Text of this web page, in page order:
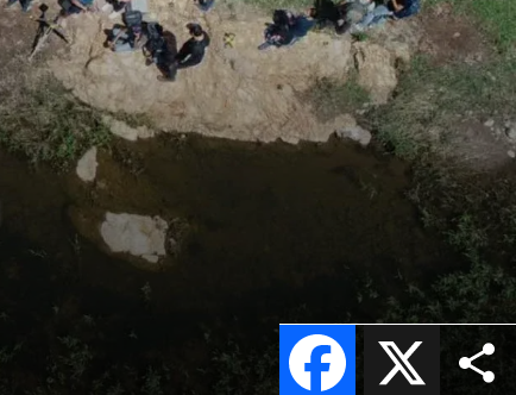
X
Facebook